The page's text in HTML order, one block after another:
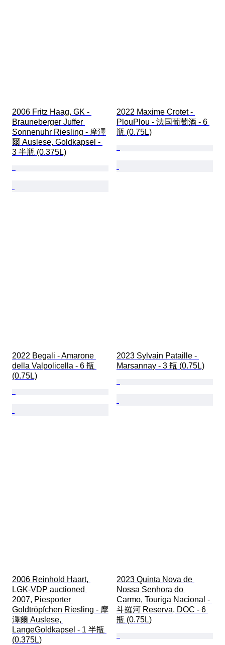
2006 Fritz Haag, GK -
Brauneberger Juffer
Sonnenuhr Riesling - 摩澤
爾 Auslese, Goldkapsel -
3 半瓶 (0.375L)
2022 Maxime Crotet -
PlouPlou - 法国葡萄酒 - 6
瓶 (0.75L)
2022 Begali - Amarone
della Valpolicella - 6 瓶
(0.75L)
2023 Sylvain Pataille -
Marsannay - 3 瓶 (0.75L)
2006 Reinhold Haart,
LGK-VDP auctioned
2007, Piesporter
Goldtröpfchen Riesling - 摩
澤爾 Auslese,
LangeGoldkapsel - 1 半瓶
(0.375L)
2023 Quinta Nova de
Nossa Senhora do
Carmo, Touriga Nacional -
斗羅河 Reserva, DOC - 6
瓶 (0.75L)